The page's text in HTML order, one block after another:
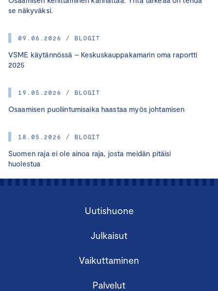
se näkyväksi.
09.06.2026 / BLOGIT
VSME käytännössä – Keskuskauppakamarin oma raportti
2025
19.05.2026 / BLOGIT
Osaamisen puoliintumisaika haastaa myös johtamisen
18.05.2026 / BLOGIT
Suomen raja ei ole ainoa raja, josta meidän pitäisi
huolestua
Uutishuone
Julkaisut
Vaikuttaminen
Palvelut